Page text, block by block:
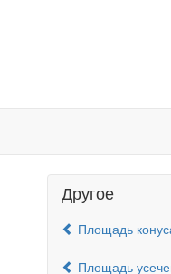
Другое
Площадь
Площадь